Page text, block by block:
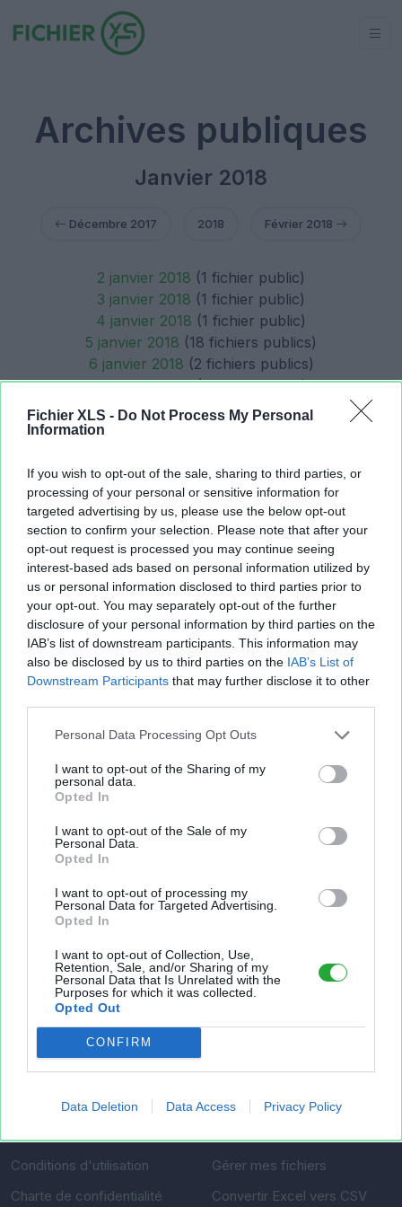
Fichier XLS - Do Not Process My Personal
Information
If you wish to opt-out of the sale, sharing to third parties, or
processing of your personal or sensitive information for
targeted advertising by us, please use the below opt-out
section to confirm your selection. Please note that after your
opt-out request is processed you may continue seeing
interest-based ads based on personal information utilized by
us or personal information disclosed to third parties prior to
your opt-out. You may separately opt-out of the further
disclosure of your personal information by third parties on the
IAB’s list of downstream participants. This information may
also be disclosed by us to third parties on the IAB’s List of
Downstream Participants that may further disclose it to other
Personal Data Processing Opt Outs
I want to opt-out of the Sharing of my
personal data.
Opted In
I want to opt-out of the Sale of my
Personal Data.
Opted In
I want to opt-out of processing my
Personal Data for Targeted Advertising.
Opted In
I want to opt-out of Collection, Use,
Retention, Sale, and/or Sharing of my
Personal Data that Is Unrelated with the
Purposes for which it was collected.
Opted Out
CONFIRM
Data Deletion Data Access Privacy Policy
Archives publiques
Janvier 2018
Décembre 2017 2018 Février 2018
2 janvier 2018 (1 fichier public)
3 janvier 2018 (1 fichier public)
4 janvier 2018 (1 fichier public)
5 janvier 2018 (18 fichiers publics)
6 janvier 2018 (2 fichiers publics)
7 janvier 2018(1 fichier public)
10 janvier 2018
(2 fichiers publics)
13 janvier 2018
(2 fichiers publics)
19 janvier 2018(1 fichier public)
20 janvier 2018 (2 fichiers publics)
22 janvier 2018(3 fichiers publics)
24 janvier 2018(1 fichier public)
25 janvier 2018(1 fichier public)
27 janvier 2018 (1 fichier public)
28 janvier 2018(1 fichier public)
30 janvier 2018(1 fichier public)
31 janvier 2018(3 fichiers publics)
Fichier XLS est un service d'hébergement gratuit
et sans inscription, permettant de partager et
d'archiver facilement vos feuilles de calcul Excel
et Openoffice.
Envoyer un fichier
À PROPOS
Conditions d'utilisation
Charte de confidentialité
OUTILS
Gérer mes fichiers
Convertir Excel vers CSV